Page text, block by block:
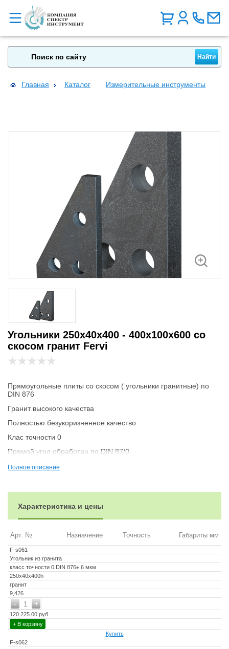
Главная Каталог Измерительные инструменты
Угольники 250х40х400 - 400х100х600 со
скосом гранит Fervi
Прямоугольные плиты со скосом ( угольники гранитные) по
DIN 876
Гранит высокого качества
Полностью безукоризненное качество
Клас точности 0
Прямой угол обработан по DIN 87/0
Полное описание
Характеристика и цены
Арт. № Назначение Точность Габариты мм
F-s061
Угольник из гранита
класс точности 0 DIN 876± 6 мкм
250х40х400h
гранит
9,426
+
- 1
120 225.00 руб
+ В корзину
Купить
F-s062